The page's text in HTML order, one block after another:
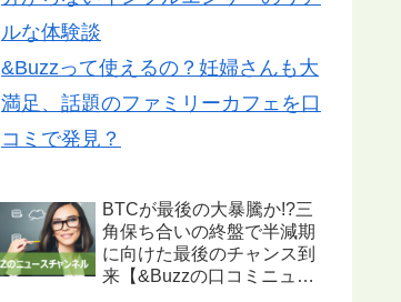
ルな体験談
&Buzzって使えるの？妊婦さんも大
満足、話題のファミリーカフェを口
コミで発見？
BTCが最後の大暴騰か!?三
角保ち合いの終盤で半減期
に向けた最後のチャンス到
来【&Buzzの口コミニュー